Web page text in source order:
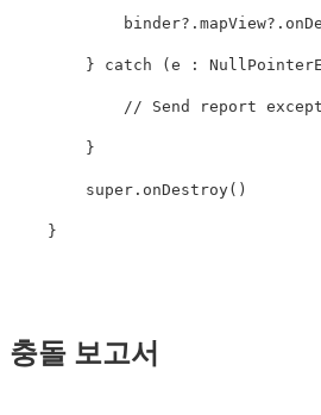
binder?. mapView?.
} catch ( e :
// Send report
}
super . onDestroy()
}
충돌 보고서